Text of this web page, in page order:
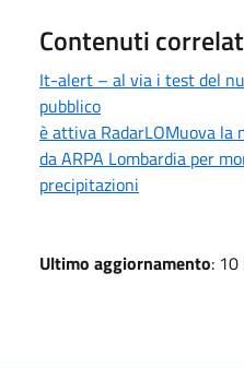
Contenuti
It-alert – al via i test del
pubblico
è attiva RadarLOMuova la
da ARPA Lombardia per
precipitazioni
Ultimo aggiornamento: